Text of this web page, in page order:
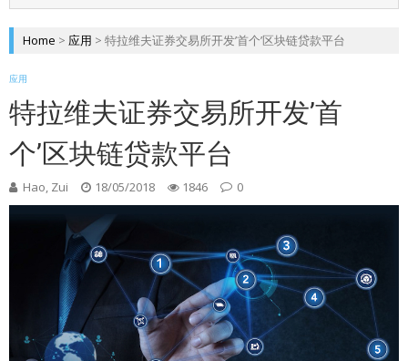
Home > 应用 > 特拉维夫证券交易所开发’首个’区块链贷款平台
应用
特拉维夫证券交易所开发’首
个’区块链贷款平台
Hao, Zui 18/05/2018 1846 0